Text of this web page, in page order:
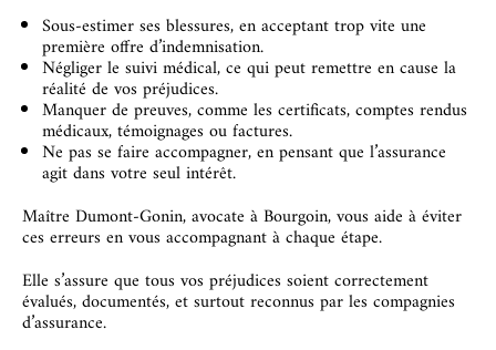
Sous-estimer ses blessures, en acceptant trop vite une
première offre d’indemnisation.
Négliger le suivi médical, ce qui peut remettre en cause la
réalité de vos préjudices.
Manquer de preuves, comme les certificats, comptes rendus
médicaux, témoignages ou factures.
Ne pas se faire accompagner, en pensant que l’assurance
agit dans votre seul intérêt.
Maître Dumont-Gonin, avocate à Bourgoin, vous aide à éviter
ces erreurs en vous accompagnant à chaque étape.
Elle s’assure que tous vos préjudices soient correctement
évalués, documentés, et surtout reconnus par les compagnies
d’assurance.